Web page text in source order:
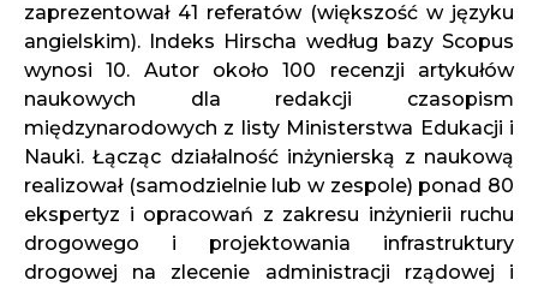
zaprezentował 41 referatów (większość w języku
angielskim). Indeks Hirscha według bazy Scopus
wynosi 10. Autor około 100 recenzji artykułów
naukowych dla redakcji czasopism
międzynarodowych z listy Ministerstwa Edukacji i
Nauki. Łącząc działalność inżynierską z naukową
realizował (samodzielnie lub w zespole) ponad 80
ekspertyz i opracowań z zakresu inżynierii ruchu
drogowego i projektowania infrastruktury
drogowej na zlecenie administracji rządowej i